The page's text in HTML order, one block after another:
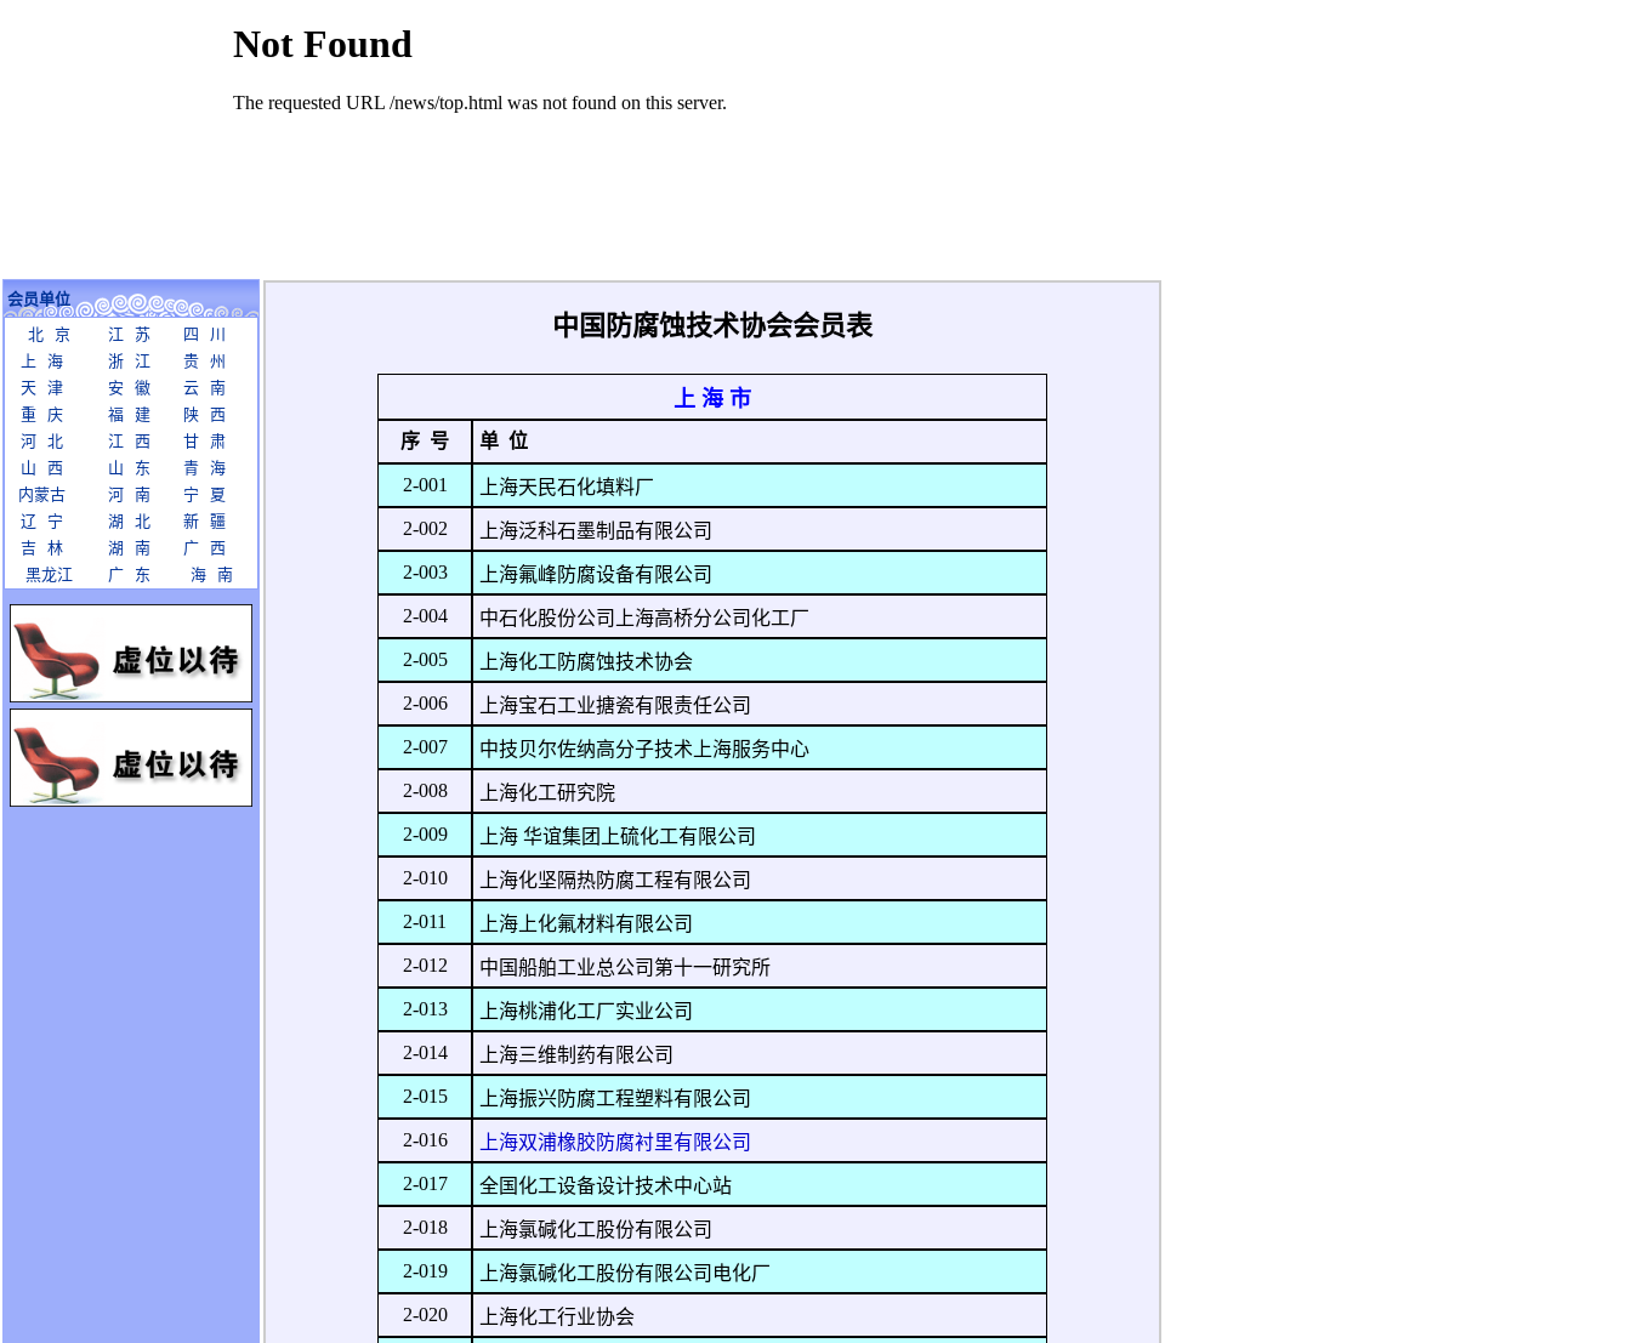
会员单位
北 京
江 苏
四 川
上 海
浙 江
贵 州
天 津
安 徽
云 南
重 庆
福 建
陕 西
河 北
江 西
甘 肃
山 西
山 东
青 海
内蒙古
河 南
宁 夏
辽 宁
湖 北
新 疆
吉 林
湖 南
广 西
黑龙江
广 东 海 南
中国防腐蚀技术协会会员表
上 海 市
序 号 单 位
2-001
上海天民石化填料厂
2-002
上海泛科石墨制品有限公司
2-003
上海氟峰防腐设备有限公司
2-004
中石化股份公司上海高桥分公司化工厂
2-005
上海化工防腐蚀技术协会
2-006
上海宝石工业搪瓷有限责任公司
2-007
中技贝尔佐纳高分子技术上海服务中心
2-008
上海化工研究院
2-009
上海 华谊集团上硫化工有限公司
2-010
上海化坚隔热防腐工程有限公司
2-011
上海上化氟材料有限公司
2-012
中国船舶工业总公司第十一研究所
2-013
上海桃浦化工厂实业公司
2-014
上海三维制药有限公司
2-015
上海振兴防腐工程塑料有限公司
2-016
上海双浦橡胶防腐衬里有限公司
2-017
全国化工设备设计技术中心站
2-018
上海氯碱化工股份有限公司
2-019
上海氯碱化工股份有限公司电化厂
2-020
上海化工行业协会